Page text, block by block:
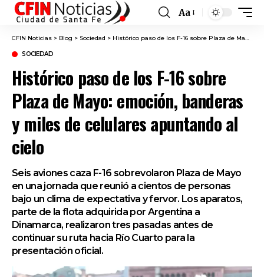
Font
Resizer
Aa
CFIN Noticias > Blog > Sociedad > Histórico paso de los F-16 sobre Plaza de Mayo: emoción, banderas y miles de celulares apuntando al cielo
SOCIEDAD
Histórico paso de los F-16 sobre
Plaza de Mayo: emoción, banderas
y miles de celulares apuntando al
cielo
Seis aviones caza F-16 sobrevolaron Plaza de Mayo
en una jornada que reunió a cientos de personas
bajo un clima de expectativa y fervor. Los aparatos,
parte de la flota adquirida por Argentina a
Dinamarca, realizaron tres pasadas antes de
continuar su ruta hacia Río Cuarto para la
presentación oficial.